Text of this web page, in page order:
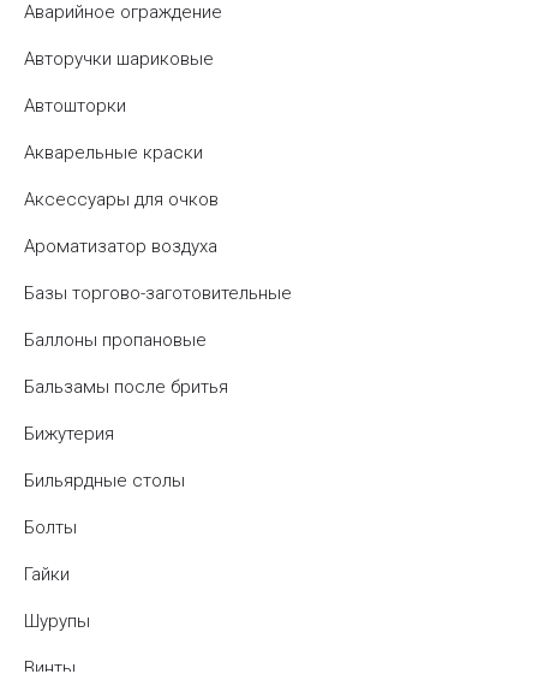
Аварийное ограждение
Авторучки шариковые
Автошторки
Акварельные краски
Аксессуары для очков
Ароматизатор воздуха
Базы торгово-заготовительные
Баллоны пропановые
Бальзамы после бритья
Бижутерия
Бильярдные столы
Болты
Гайки
Шурупы
Винты